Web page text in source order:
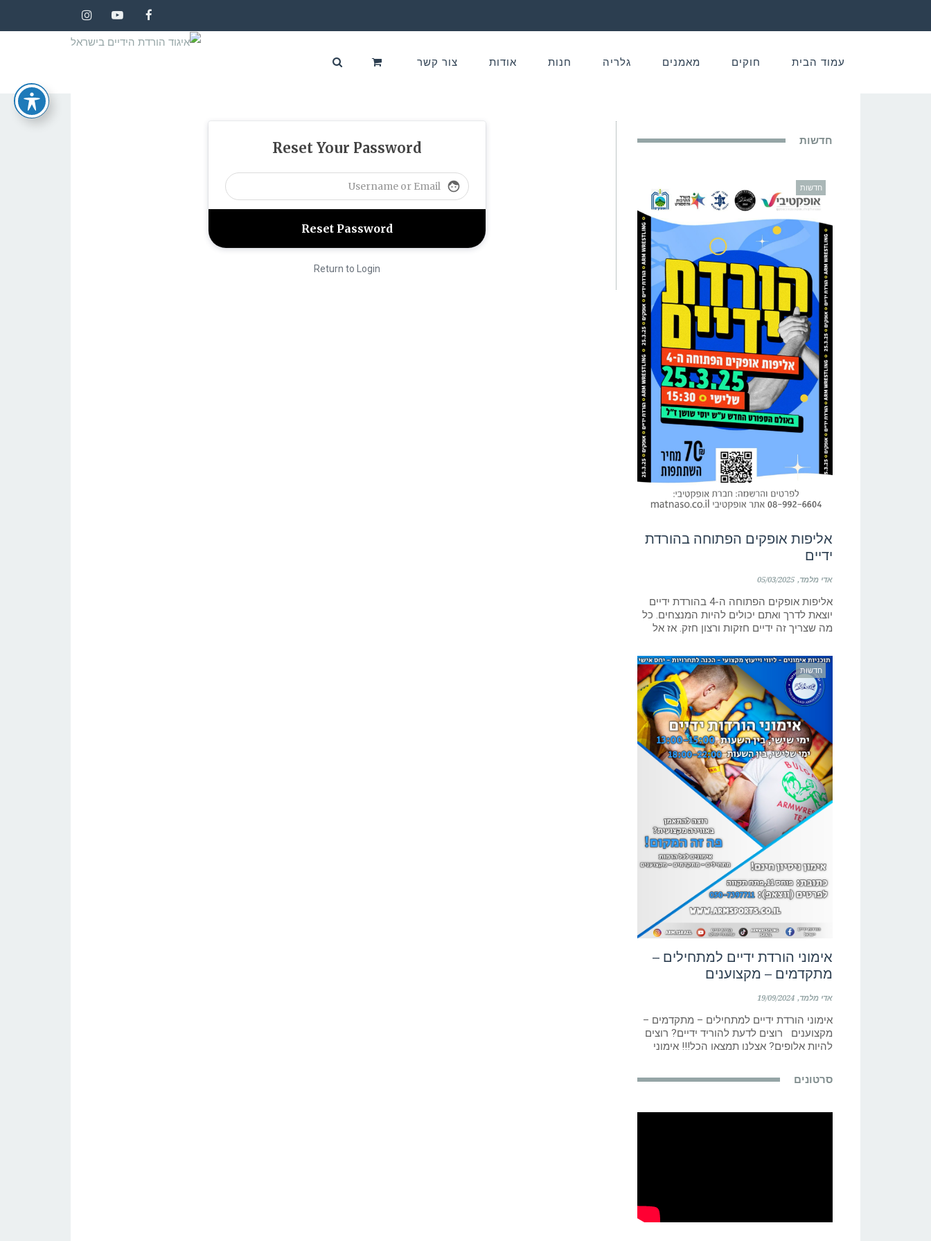
Facebook
YouTube
Instagram
עמוד הבית חוקים מאמנים גלריה חנות אודות צור קשר
Reset Your Password
face
Return to Login
חדשות
חדשות
אליפות אופקים הפתוחה בהורדת
ידיים
אדי מלמד 05/03/2025
אליפות אופקים הפתוחה ה-4 בהורדת ידיים
יוצאת לדרך ואתם יכולים להיות המנצחים. כל
מה שצריך זה ידיים חזקות ורצון חזק. אז אל
חדשות
אימוני הורדת ידיים למתחילים –
מתקדמים – מקצוענים
אדי מלמד 19/09/2024
אימוני הורדת ידיים למתחילים – מתקדמים –
מקצוענים רוצים לדעת להוריד ידיים? רוצים
להיות אלופים? אצלנו תמצאו הכל!!! אימוני
סרטונים